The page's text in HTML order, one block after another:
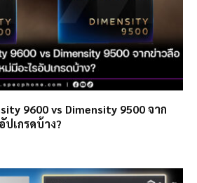
9600 vs Dimensity 9500 จาก
เกรดบ้าง?